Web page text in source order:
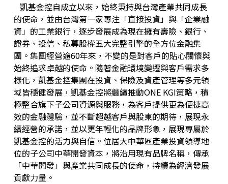
凱基金控自成立以來，始終秉持與台灣產業共同成長
的使命，並由台灣第一家專注「直接投資」與「企業融
資」的工業銀行，逐步發展成為現在擁有壽險、銀行、
證券、投信、私募股權五大完整引擎的全方位金融集
團。集團經營逾60年來，不變的是對客戶的貼心關懷與
始終追求卓越的使命。隨著金融環境變遷與客戶需求多
樣化，凱基金控集團在投資、保險及資產管理等多元領
域皆穩健發展，凱基金控將繼續推動ONE KGI策略，積
極整合旗下子公司資源與服務，為客戶提供更為便捷高
效的金融體驗，並不斷超越客戶與股東的期待，展現永
續經營的承諾，並以更年輕化的品牌形象，展現專屬於
凱基金控的活力與自信。位居大中華區產業投資領導地
位的子公司中華開發資本，將沿用現有品牌名稱，傳承
「中華開發」與產業共同成長的使命，持續為經濟發展
貢獻力量。